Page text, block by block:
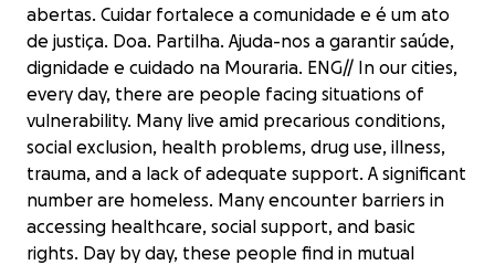
abertas. Cuidar fortalece a comunidade e é um ato
de justiça. Doa. Partilha. Ajuda-nos a garantir saúde,
dignidade e cuidado na Mouraria. ENG// In our cities,
every day, there are people facing situations of
vulnerability. Many live amid precarious conditions,
social exclusion, health problems, drug use, illness,
trauma, and a lack of adequate support. A significant
number are homeless. Many encounter barriers in
accessing healthcare, social support, and basic
rights. Day by day, these people find in mutual